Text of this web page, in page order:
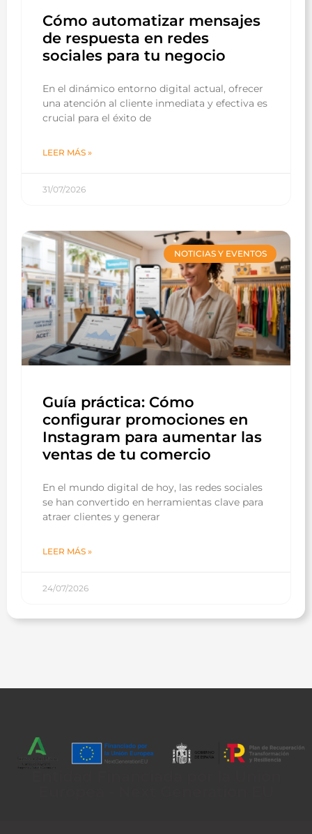
Cómo automatizar mensajes
de respuesta en redes
sociales para tu negocio
En el dinámico entorno digital actual, ofrecer
una atención al cliente inmediata y efectiva es
crucial para el éxito de
LEER MÁS »
31/07/2026
NOTICIAS Y EVENTOS
Guía práctica: Cómo
configurar promociones en
Instagram para aumentar las
ventas de tu comercio
En el mundo digital de hoy, las redes sociales
se han convertido en herramientas clave para
atraer clientes y generar
LEER MÁS »
24/07/2026